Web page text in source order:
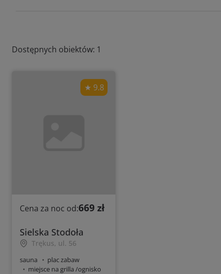
Dostępnych obiektów: 1
9.8
Cena za noc od:669 zł
Sielska Stodoła
Trękus, ul. 56
sauna
plac zabaw
miejsce na grilla /ognisko